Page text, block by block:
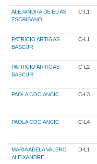
ALEJANDRA DE ELIAS
ESCRIBANO
C-L1
PATRICIO ARTIGAS
BASCUR
C-L1
PATRICIO ARTIGAS
BASCUR
C-L2
PAOLA COCIANCIC C-L3
PAOLA COCIANCIC C-L4
MARIA ADELA VALERO
ALEIXANDRE
D-L1